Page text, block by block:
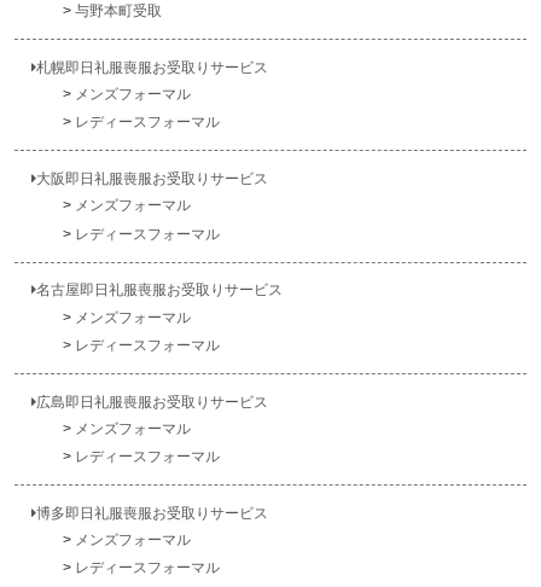
与野本町受取
札幌即日礼服喪服お受取りサービス
メンズフォーマル
レディースフォーマル
大阪即日礼服喪服お受取りサービス
メンズフォーマル
レディースフォーマル
名古屋即日礼服喪服お受取りサービス
メンズフォーマル
レディースフォーマル
広島即日礼服喪服お受取りサービス
メンズフォーマル
レディースフォーマル
博多即日礼服喪服お受取りサービス
メンズフォーマル
レディースフォーマル